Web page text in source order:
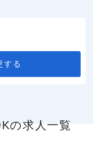
する
の求人一覧